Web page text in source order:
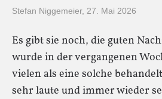
Stefan Niggemeier, 27. Mai 2026
Es gibt sie noch, die guten
wurde in der vergangenen
vielen als eine solche
sehr laute und immer wieder